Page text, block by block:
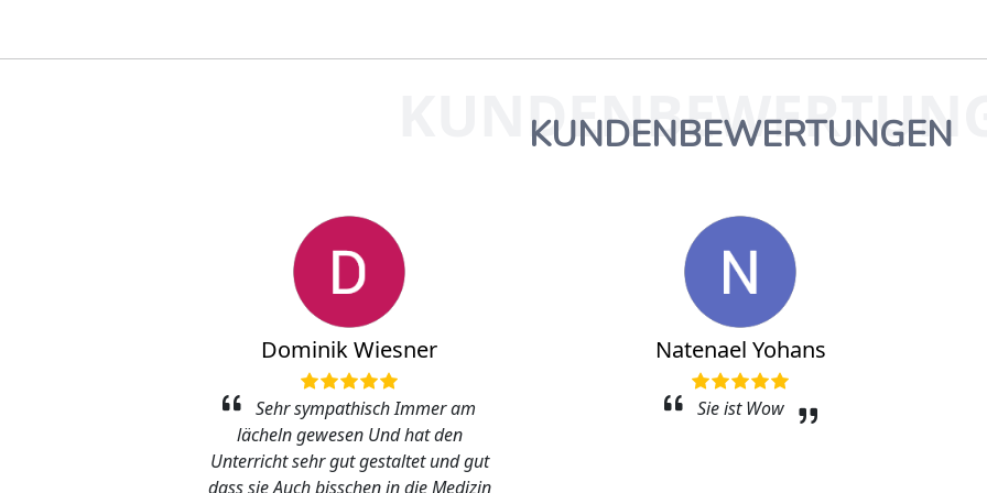
KUNDENBEWERTUNGEN
Dominik Wiesner
Sehr sympathisch Immer am
lächeln gewesen Und hat den
Unterricht sehr gut gestaltet und gut
dass sie Auch bisschen in die Medizin
Natenael Yohans
Sie ist Wow